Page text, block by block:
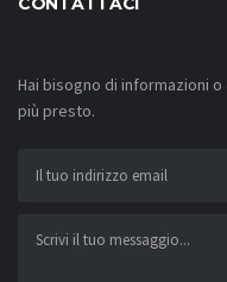
Hai bisogno di informazioni
più presto.